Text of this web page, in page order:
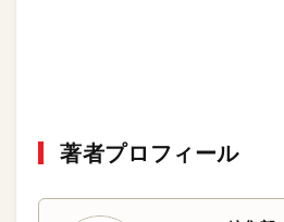
著者プロフィール